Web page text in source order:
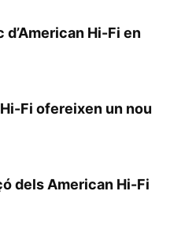
d’American Hi-Fi en
Fi ofereixen un nou
dels American Hi-Fi